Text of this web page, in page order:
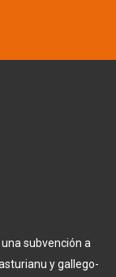
subvención a
y gallego-